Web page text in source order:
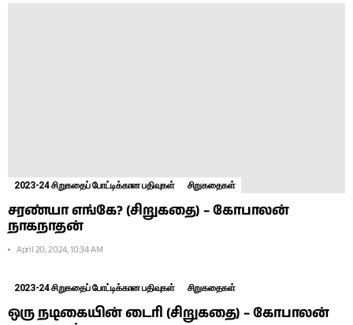
2023-24 சிறுகதைப் போட்டிக்கான பதிவுகள் சிறுகதைகள்
சரண்யா எங்கே? (சிறுகதை) – கோபாலன்
நாகநாதன்
April 20, 2024, 10:34 AM
2023-24 சிறுகதைப் போட்டிக்கான பதிவுகள் சிறுகதைகள்
ஒரு நடிகையின் டைரி (சிறுகதை) – கோபாலன்